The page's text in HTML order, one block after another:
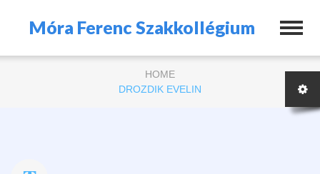
Móra Ferenc Szakkollégium
HOME
DROZDIK EVELIN